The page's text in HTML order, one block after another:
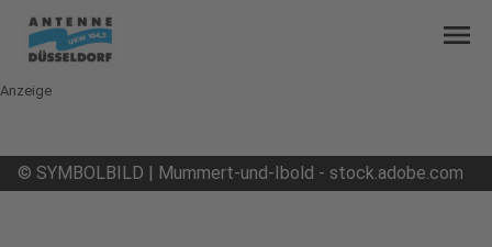
menu
Anzeige
© SYMBOLBILD | Mummert-und-Ibold - stock.adobe.com